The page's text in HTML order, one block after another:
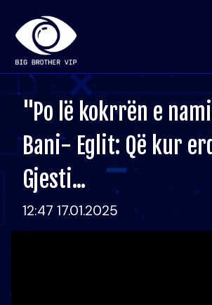
"Po lë kokrrën e
Bani- Eglit: Që kur
Gjesti...
12:47 17.01.2025